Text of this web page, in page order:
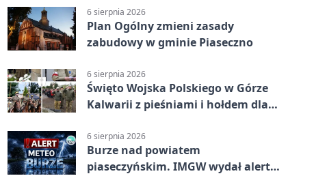
6 sierpnia 2026
Plan Ogólny zmieni zasady
zabudowy w gminie Piaseczno
6 sierpnia 2026
Święto Wojska Polskiego w Górze
Kalwarii z pieśniami i hołdem dla
6 sierpnia 2026
Burze nad powiatem
piaseczyńskim. IMGW wydał alert